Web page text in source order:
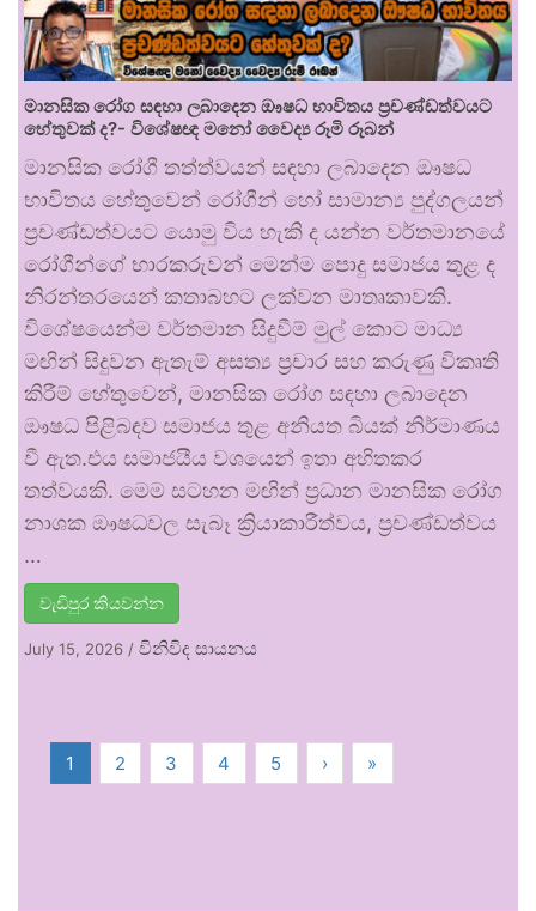
මානසික රෝග සඳහා ලබාදෙන ඖෂධ භාවිතය ප්‍රචණ්ඩත්වයට
හේතුවක් ද?- විශේෂඥ මනෝ වෛද්‍ය රූමි රූබන්
මානසික රෝගී තත්ත්වයන් සඳහා ලබාදෙන ඖෂධ
භාවිතය හේතුවෙන් රෝගීන් හෝ සාමාන්‍ය පුද්ගලයන්
ප්‍රචණ්ඩත්වයට යොමු විය හැකි ද යන්න වර්තමානයේ
රෝගීන්ගේ භාරකරුවන් මෙන්ම පොදු සමාජය තුළ ද
නිරන්තරයෙන් කතාබහට ලක්වන මාතෘකාවකි.
විශේෂයෙන්ම වර්තමාන සිදුවීම් මුල් කොට මාධ්‍ය
මඟින් සිදුවන ඇතැම් අසත්‍ය ප්‍රචාර සහ කරුණු විකෘති
කිරීම් හේතුවෙන්, මානසික රෝග සඳහා ලබාදෙන
ඖෂධ පිළිබඳව සමාජය තුළ අනියත බියක් නිර්මාණය
වී ඇත.එය සමාජයීය වශයෙන් ඉතා අහිතකර
තත්වයකි. මෙම සටහන මඟින් ප්‍රධාන මානසික රෝග
නාශක ඖෂධවල සැබෑ ක්‍රියාකාරීත්වය, ප්‍රචණ්ඩත්වය
…
වැඩිපුර කියවන්න
July 15, 2026 / විනිවිද සායනය
1 2 3 4 5 › »